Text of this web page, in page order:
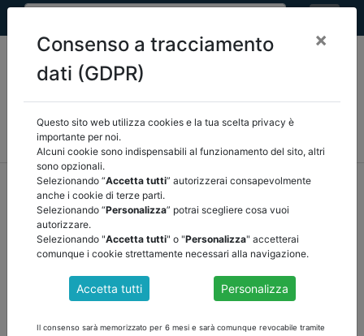
MEF FINANZA LOCALE/OSSERVATORIO
NORMATIVA
CORTE DEI CONTI E GIURISPRUDENZA
home documenti pubblici normativa/torna indietro
DOCUMENTI PUBBLICI
PIANO STRUTTURALE DI BILANCIO DI MEDIO
TERMINE ITALIA 2025-2029
Scarica il documento
Consenso a tracciamento
dati (GDPR)
×
Questo sito web utilizza cookies e la tua scelta privacy è
importante per noi.
Alcuni cookie sono indispensabili al funzionamento del sito, altri
sono opzionali.
Selezionando “Accetta tutti” autorizzerai consapevolmente
anche i cookie di terze parti.
Selezionando “Personalizza” potrai scegliere cosa vuoi
autorizzare.
Selezionando "Accetta tutti" o "Personalizza" accetterai
comunque i cookie strettamente necessari alla navigazione.
Accetta tutti Personalizza
Il consenso sarà memorizzato per 6 mesi e sarà comunque revocabile tramite